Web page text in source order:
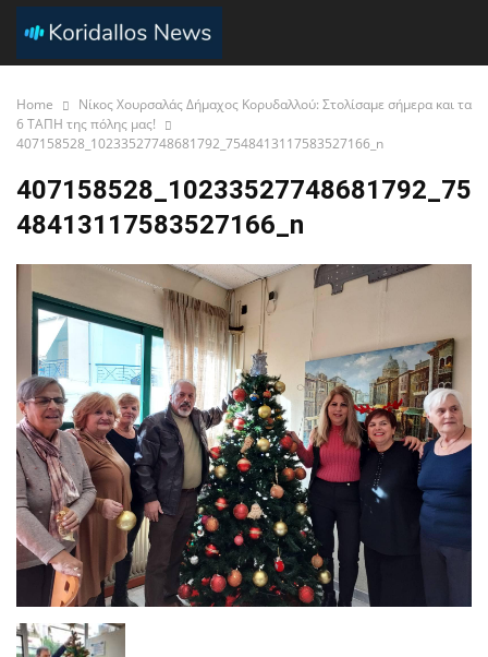
Home
Νίκος Χουρσαλάς Δήμαχος Κορυδαλλού: Στολίσαμε σήμερα και τα
6 ΤΑΠΗ της πόλης μας!
407158528_10233527748681792_7548413117583527166_n
407158528_10233527748681792_75
48413117583527166_n